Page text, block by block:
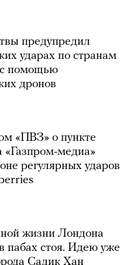
предупредил
ударах по странам
с помощью
дронов
«ПВЗ» о пункте
«Газпром-медиа»
регулярных ударов
жизни Лондона
пабах стоя. Идею уже
Садик Хан